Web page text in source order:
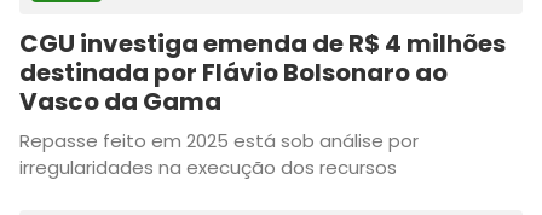
CGU investiga emenda de R$ 4 milhões
destinada por Flávio Bolsonaro ao
Vasco da Gama
Repasse feito em 2025 está sob análise por
irregularidades na execução dos recursos